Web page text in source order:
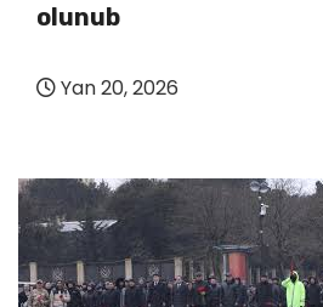
olunub
Yan 20, 2026